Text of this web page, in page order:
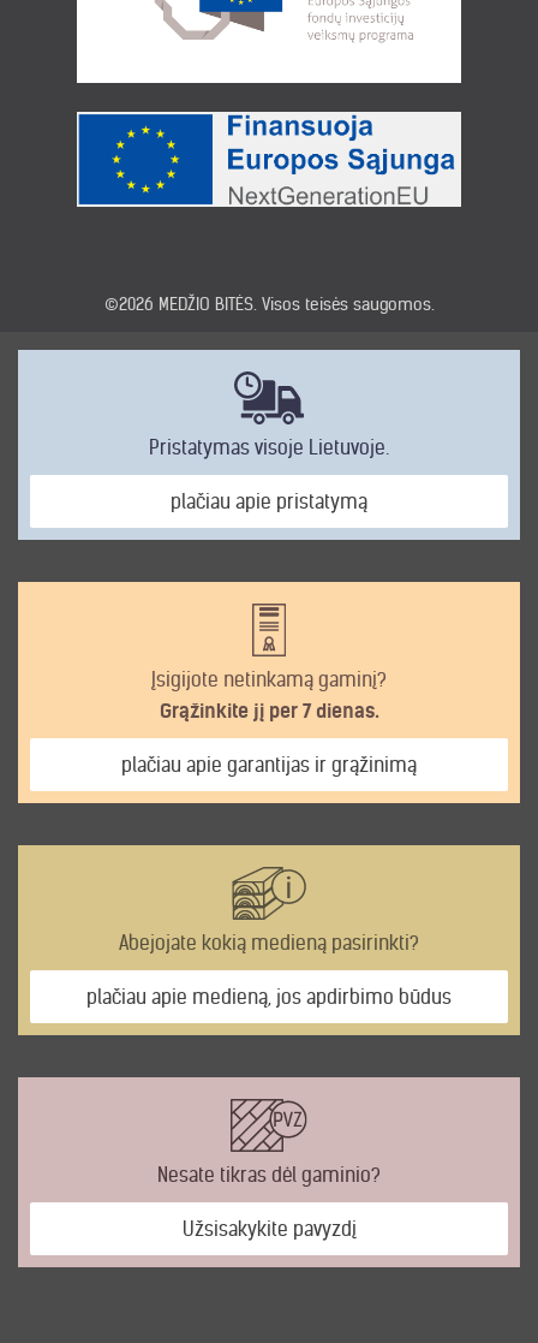
©2026 MEDŽIO BITĖS. Visos teisės saugomos.
Pristatymas visoje Lietuvoje.
plačiau apie pristatymą
Įsigijote netinkamą gaminį?
Grąžinkite jį per 7 dienas.
plačiau apie garantijas ir grąžinimą
Abejojate kokią medieną pasirinkti?
plačiau apie medieną, jos apdirbimo būdus
Nesate tikras dėl gaminio?
Užsisakykite pavyzdį